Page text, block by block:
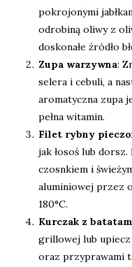
pokrojonymi
odrobiną oliwy z
doskonałe źródło
Zupa warzywna:
selera i cebuli, a
aromatyczna zupa
pełna witamin.
Filet rybny
jak łosoś lub
czosnkiem i
aluminiowej przez
180°C.
Kurczak z
grillowej lub
oraz przyprawami